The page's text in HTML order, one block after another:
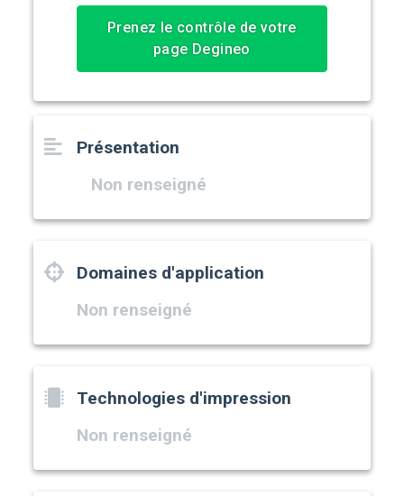
Présentation
Non renseigné
Domaines d'application
Non renseigné
Technologies d'impression
Non renseigné
Prenez le contrôle de votre
page Degineo